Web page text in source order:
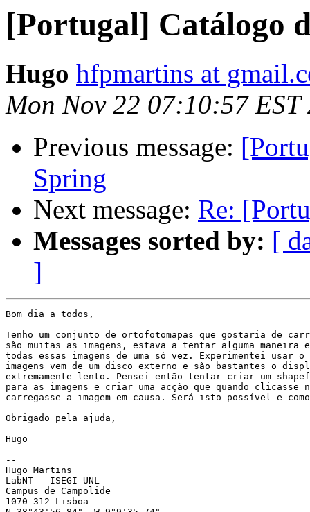
[Portugal] Catálogo
Hugo hfpmartins at
Mon Nov 22 07:10:57 EST
Previous message:
Spring
Next message: Re:
Messages sorted by: [
]
Bom dia a todos,
Tenho um conjunto de ortofotomapas que gostaria de
são muitas as imagens, estava a tentar alguma maneira
todas essas imagens de uma só vez. Experimentei usar o
imagens vem de um disco externo e são bastantes o
extremamente lento. Pensei então tentar criar um
para as imagens e criar uma acção que quando clicasse
carregasse a imagem em causa. Será isto possível e
Obrigado pela ajuda,
Hugo
--
Hugo Martins
LabNT - ISEGI UNL
Campus de Campolide
1070-312 Lisboa